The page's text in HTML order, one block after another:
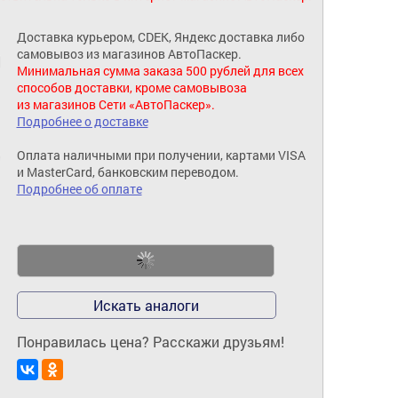
Доставка курьером, CDEK, Яндекс доставка либо
самовывоз из магазинов АвтоПаскер.
Минимальная сумма заказа 500 рублей для всех
способов доставки, кроме самовывоза
из магазинов Сети «АвтоПаскер».
Подробнее о доставке
Оплата наличными при получении, картами VISA
и MasterCard, банковским переводом.
Подробнее об оплате
Искать аналоги
Понравилась цена? Расскажи друзьям!